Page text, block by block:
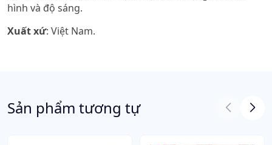
hình và độ sáng.
Xuất xứ: Việt Nam.
Sản phẩm tương tự